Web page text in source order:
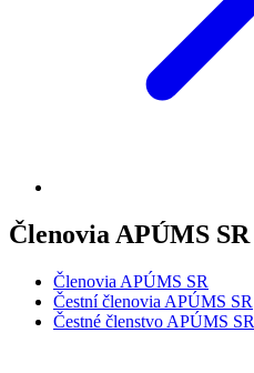
Členovia APÚMS SR
Členovia APÚMS SR
Čestní členovia APÚMS SR
Čestné členstvo APÚMS SR